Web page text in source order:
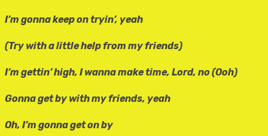
I’m gonna keep on tryin’, yeah
(Try with a little help from my friends)
I’m gettin’ high, I wanna make time, Lord, no (Ooh)
Gonna get by with my friends, yeah
Oh, I’m gonna get on by